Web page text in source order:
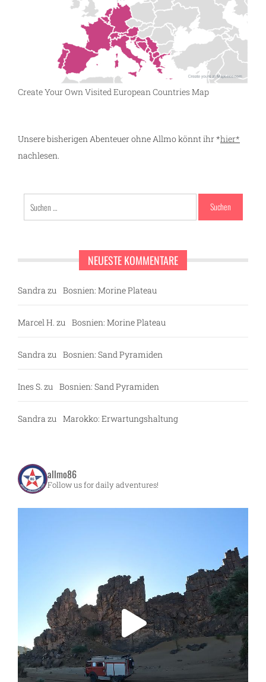
Create Your Own Visited European Countries Map
Unsere bisherigen Abenteuer ohne Allmo könnt ihr *hier*
nachlesen.
nach:
NEUESTE KOMMENTARE
Sandra zu Bosnien: Morine Plateau
Marcel H. zu Bosnien: Morine Plateau
Sandra zu Bosnien: Sand Pyramiden
Ines S. zu Bosnien: Sand Pyramiden
Sandra zu Marokko: Erwartungshaltung
allmo86
Follow us for daily adventures!